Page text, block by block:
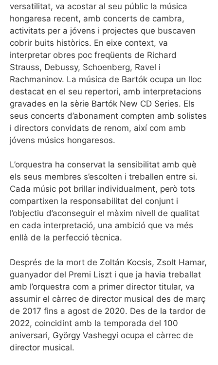
versatilitat, va acostar al seu públic la música
hongaresa recent, amb concerts de cambra,
activitats per a jóvens i projectes que buscaven
cobrir buits històrics. En eixe context, va
interpretar obres poc freqüents de Richard
Strauss, Debussy, Schoenberg, Ravel i
Rachmaninov. La música de Bartók ocupa un lloc
destacat en el seu repertori, amb interpretacions
gravades en la sèrie Bartók New CD Series. Els
seus concerts d’abonament compten amb solistes
i directors convidats de renom, així com amb
jóvens músics hongaresos.
L’orquestra ha conservat la sensibilitat amb què
els seus membres s’escolten i treballen entre si.
Cada músic pot brillar individualment, però tots
compartixen la responsabilitat del conjunt i
l’objectiu d’aconseguir el màxim nivell de qualitat
en cada interpretació, una ambició que va més
enllà de la perfecció tècnica.
Després de la mort de Zoltán Kocsis, Zsolt Hamar,
guanyador del Premi Liszt i que ja havia treballat
amb l’orquestra com a primer director titular, va
assumir el càrrec de director musical des de març
de 2017 fins a agost de 2020. Des de la tardor de
2022, coincidint amb la temporada del 100
aniversari, György Vashegyi ocupa el càrrec de
director musical.